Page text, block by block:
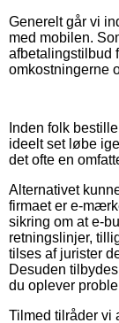
Generelt går vi
med mobilen.
afbetalingstilbud
omkostningerne
Inden folk
ideelt set løbe
det ofte en
Alternativet
firmaet er e-
sikring om at e-
retningslinjer,
tilses af jurister
Desuden
du oplever
Tilmed tilråder vi